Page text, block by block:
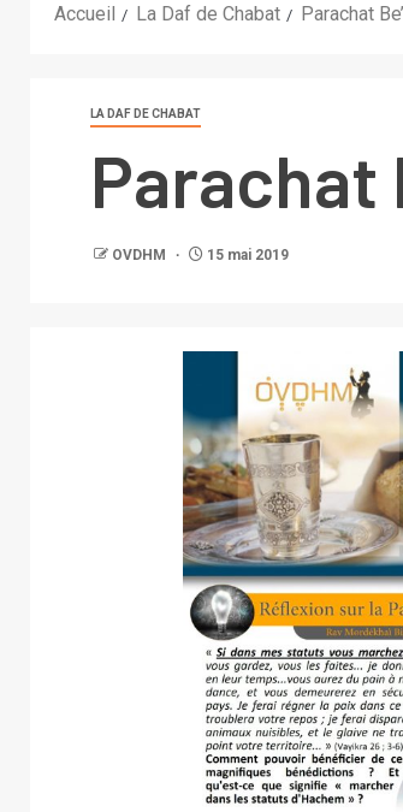
Accueil La Daf de Chabat Parachat
LA DAF DE CHABAT
Parachat
OVDHM 15 mai 2019